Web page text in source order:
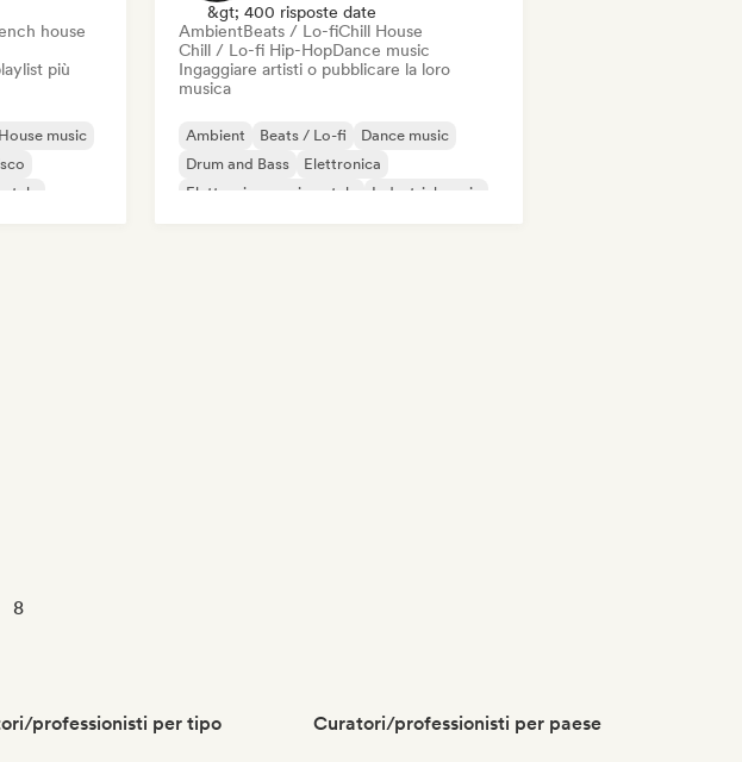
house
più
House music
&gt; 400 risposte date
AmbientBeats / Lo-fiChill House
Chill / Lo-fi Hip-HopDance music
Ingaggiare artisti o pubblicare la loro
musica
Ambient Beats / Lo-fi
Dance music
Drum and Bass
Elettronica
Elettronica sperimentale
Industrial music
8
professionisti per tipo Curatori/professionisti per paese